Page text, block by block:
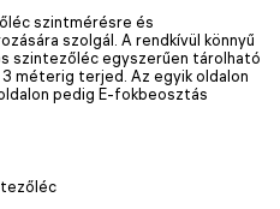
szintmérésre és
szolgál. A rendkívül könnyű
szintezőléc egyszerűen tárolható
méterig terjed. Az egyik oldalon
pedig E-fokbeosztás